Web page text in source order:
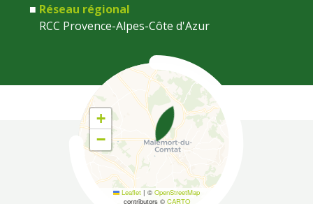
Réseau régional
RCC Provence-Alpes-Côte d'Azur
Coordonnées
+
−
Leaflet | ©OpenStreetMap
contributors © CARTO